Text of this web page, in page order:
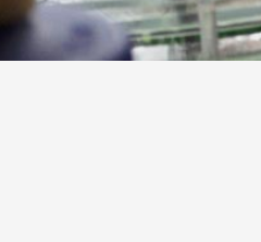
Accueil >